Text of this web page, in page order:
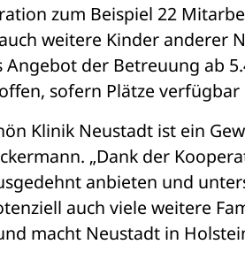
zum Beispiel 22
weitere Kinder anderer
der Betreuung ab
sofern Plätze verfügbar
Klinik Neustadt ist ein
„Dank der
anbieten und
auch viele weitere
macht Neustadt in